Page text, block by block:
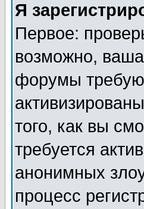
Я
Первое:
возможно, ваша
форумы
того, как вы
требуется
анонимных
процесс